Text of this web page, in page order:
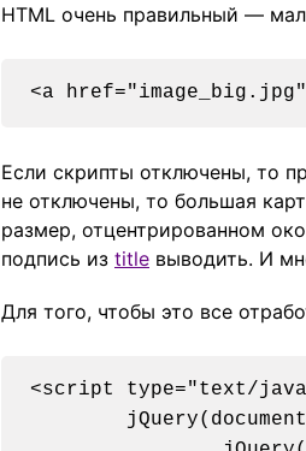
HTML очень правильный —
Если скрипты отключены, то
не отключены, то большая
размер, отцентрированном
подпись из title выводить. И
Для того, чтобы это все
<script type="text/